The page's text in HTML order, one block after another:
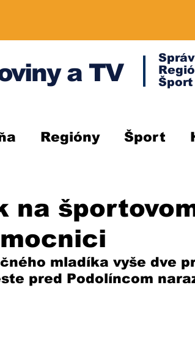
a TV
Šport
Regióny Šport
na
mladíka vyše dve
pred Podolíncom